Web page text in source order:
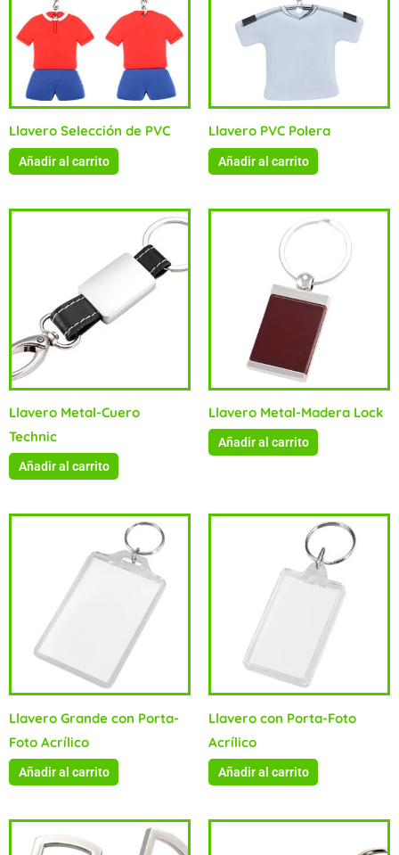
Llavero Selección de PVC
Añadir al carrito
Llavero PVC Polera
Añadir al carrito
Llavero Metal-Cuero
Technic
Añadir al carrito
Llavero Metal-Madera Lock
Añadir al carrito
Llavero Grande con Porta-
Foto Acrílico
Añadir al carrito
Llavero con Porta-Foto
Acrílico
Añadir al carrito